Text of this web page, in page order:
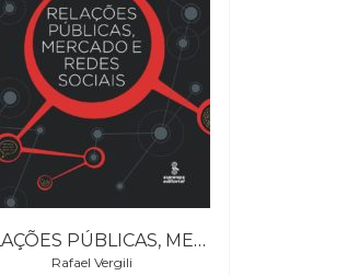
RELAÇÕES PÚBLICAS, MERCADO E REDES SOCIAIS
Rafael Vergili